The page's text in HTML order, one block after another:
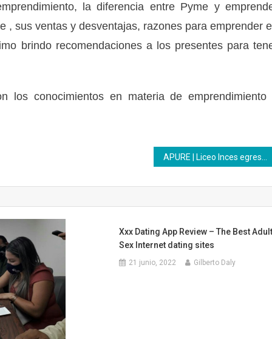
la diferencia entre Pyme y
, sus ventas y desventajas, razones para emprender
brindo recomendaciones a los presentes para
los conocimientos en materia de emprendimiento
APURE | Liceo Inces egresó 212 bachilleres productivos
Xxx Dating App Review – The Best
Sex Internet dating sites
21 junio, 2022 Gilberto Daly